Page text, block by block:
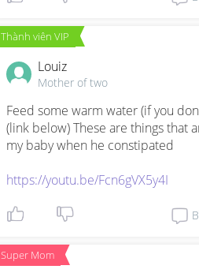
Thành viên VIP
Louiz
Mother of two
Feed some warm water (if you
(link below) These are things that
my baby when he constipated
https://youtu.be/Fcn6gVX5y4I
Super Mom